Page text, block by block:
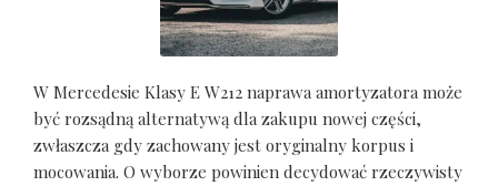
W Mercedesie Klasy E W212 naprawa amortyzatora może
być rozsądną alternatywą dla zakupu nowej części,
zwłaszcza gdy zachowany jest oryginalny korpus i
mocowania. O wyborze powinien decydować rzeczywisty